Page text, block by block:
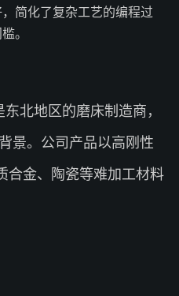
简化了复杂工艺的编程过
。
北地区的磨床制造商，
景。公司产品以高刚性
合金、陶瓷等难加工材料